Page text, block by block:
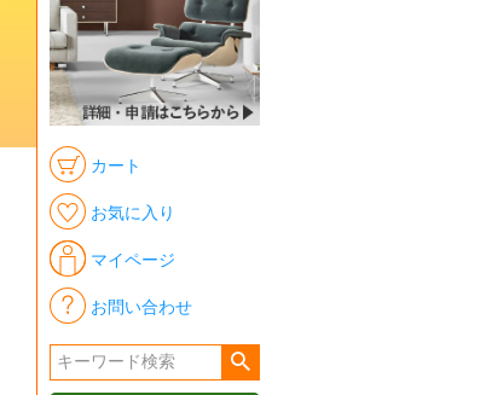
カート
お気に入り
マイページ
お問い合わせ